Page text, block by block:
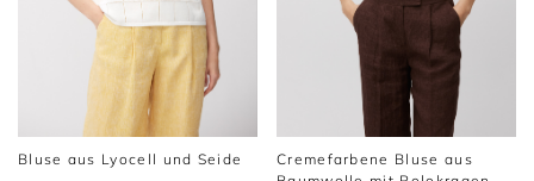
Bluse aus Lyocell und Seide
Cremefarbene Bluse aus